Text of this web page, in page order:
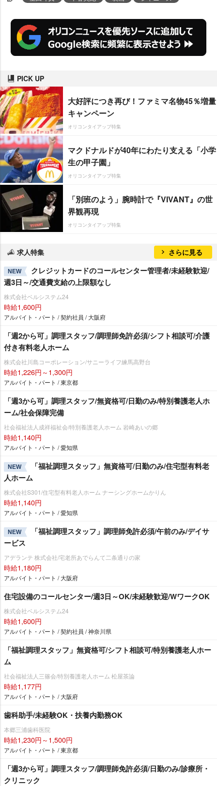
PICK UP
大好評につき再び！ファミマ名物45％増量
キャンペーン
オリコンタイアップ特集
マクドナルドが40年にわたり支える「小学
生の甲子園」
オリコンタイアップ特集
「別班のよう」腕時計で『VIVANT』の世
界観再現
オリコンタイアップ特集
求人特集 さらに見る
NEW
クレジットカードのコールセンター管理者/未経験歓迎/
週3日～/交通費支給の上限額なし
株式会社ベルシステム24
時給1,600円
アルバイト・パート / 契約社員 / 大阪府
「週2から可」調理スタッフ/調理師免許必須/シフト相談可/介護
付き有料老人ホーム
株式会社川島コーポレーション/サニーライフ練馬高野台
時給1,226円～1,300円
アルバイト・パート / 東京都
「週3から可」調理スタッフ/無資格可/日勤のみ/特別養護老人ホ
ーム/社会保障完備
社会福祉法人成祥福祉会/特別養護老人ホーム 岩崎あいの郷
時給1,140円
アルバイト・パート / 愛知県
NEW
「福祉調理スタッフ」無資格可/日勤のみ/住宅型有料老
人ホーム
株式会社S301/住宅型有料老人ホーム ナーシングホームかりん
時給1,140円
アルバイト・パート / 愛知県
NEW
「福祉調理スタッフ」調理師免許必須/午前のみ/デイサ
ービス
アデランテ 株式会社/宅老所あでらんて二条通りの家
時給1,180円
アルバイト・パート / 大阪府
住宅設備のコールセンター/週3日～OK/未経験歓迎/WワークOK
株式会社ベルシステム24
時給1,600円
アルバイト・パート / 契約社員 / 神奈川県
「福祉調理スタッフ」無資格可/シフト相談可/特別養護老人ホー
ム
社会福祉法人三篠会/特別養護老人ホーム 松屋茶論
時給1,177円
アルバイト・パート / 大阪府
歯科助手/未経験OK・扶養内勤務OK
本郷三浦歯科医院
時給1,230円～1,500円
アルバイト・パート / 東京都
「週3から可」調理スタッフ/調理師免許必須/日勤のみ/診療所・
クリニック